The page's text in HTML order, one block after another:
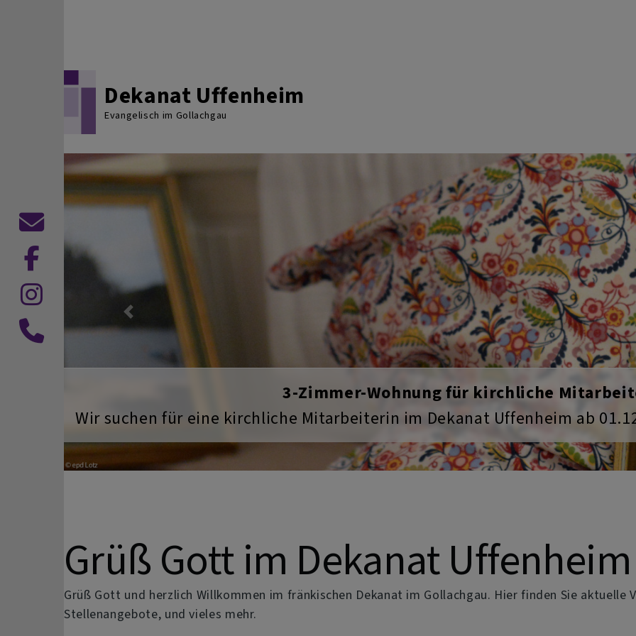
Dekanat Uffenheim
Evangelisch im Gollachgau
Heiße Sommer - coole Kirchen
Abtauchen in unseren kühlen Kirchenräumen. Viele Kirchen sind
zur Ruhe, ...
Previous
Grüß Gott im Dekanat Uffenheim
Grüß Gott und herzlich Willkommen im fränkischen Dekanat im Gollachgau. Hier finden Sie aktuelle
Stellenangebote, und vieles mehr.
Kontaktformular
Dekanats-